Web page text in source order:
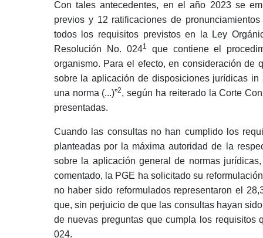
Con tales antecedentes, en el año 2023 se
previos y 12 ratificaciones de
todos los requisitos previstos en la Ley
Resolución No. 0241
que contiene el
organismo. Para el efecto, en consideración de
sobre la aplicación de disposiciones jurídicas in
una norma (...)”2, según ha reiterado la Corte
presentadas.
Cuando las consultas no han cumplido los
planteadas por la máxima autoridad de la
sobre la aplicación general de normas
comentado, la PGE ha solicitado su
no haber sido reformulados representaron el
que, sin perjuicio de que las consultas hayan
de nuevas preguntas que cumpla los
024.